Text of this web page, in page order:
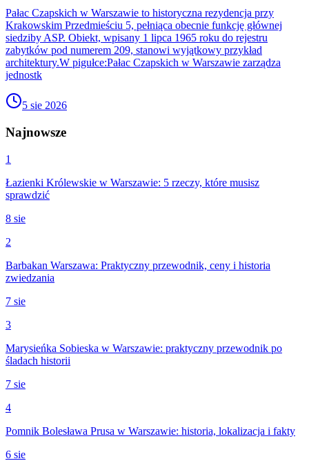
Pałac Czapskich w Warszawie to historyczna rezydencja przy
Krakowskim Przedmieściu 5, pełniąca obecnie funkcję głównej
siedziby ASP. Obiekt, wpisany 1 lipca 1965 roku do rejestru
zabytków pod numerem 209, stanowi wyjątkowy przykład
architektury.W pigułce:Pałac Czapskich w Warszawie zarządza
jednostk
5 sie 2026
Najnowsze
1
Łazienki Królewskie w Warszawie: 5 rzeczy, które musisz
sprawdzić
8 sie
2
Barbakan Warszawa: Praktyczny przewodnik, ceny i historia
zwiedzania
7 sie
3
Marysieńka Sobieska w Warszawie: praktyczny przewodnik po
śladach historii
7 sie
4
Pomnik Bolesława Prusa w Warszawie: historia, lokalizacja i fakty
6 sie